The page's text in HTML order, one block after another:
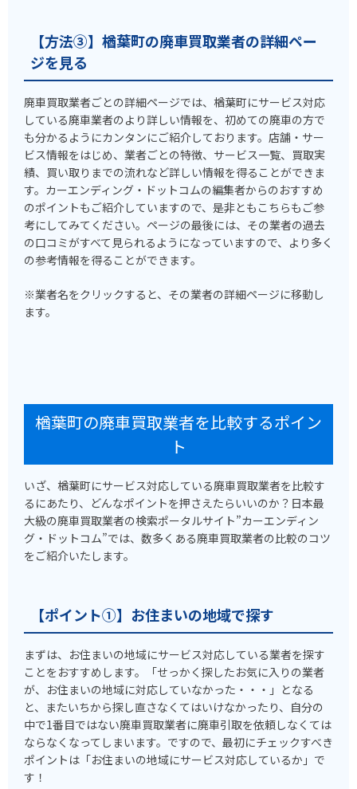
【方法③】楢葉町の廃車買取業者の詳細ペー
ジを見る
廃車買取業者ごとの詳細ページでは、楢葉町にサービス対応
している廃車業者のより詳しい情報を、初めての廃車の方で
も分かるようにカンタンにご紹介しております。店舗・サー
ビス情報をはじめ、業者ごとの特徴、サービス一覧、買取実
績、買い取りまでの流れなど詳しい情報を得ることができま
す。カーエンディング・ドットコムの編集者からのおすすめ
のポイントもご紹介していますので、是非ともこちらもご参
考にしてみてください。ページの最後には、その業者の過去
の口コミがすべて見られるようになっていますので、より多く
の参考情報を得ることができます。
※業者名をクリックすると、その業者の詳細ページに移動し
ます。
楢葉町の廃車買取業者を比較するポイン
ト
いざ、楢葉町にサービス対応している廃車買取業者を比較す
るにあたり、どんなポイントを押さえたらいいのか？日本最
大級の廃車買取業者の検索ポータルサイト”カーエンディン
グ・ドットコム”では、数多くある廃車買取業者の比較のコツ
をご紹介いたします。
【ポイント①】お住まいの地域で探す
まずは、お住まいの地域にサービス対応している業者を探す
ことをおすすめします。「せっかく探したお気に入りの業者
が、お住まいの地域に対応していなかった・・・」となる
と、またいちから探し直さなくてはいけなかったり、自分の
中で1番目ではない廃車買取業者に廃車引取を依頼しなくては
ならなくなってしまいます。ですので、最初にチェックすべき
ポイントは「お住まいの地域にサービス対応しているか」で
す！